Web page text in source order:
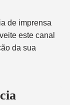
de imprensa
este canal
da sua